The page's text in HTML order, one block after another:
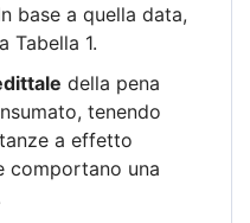
base a quella data,
Tabella 1.
della pena
tenendo
a effetto
comportano una